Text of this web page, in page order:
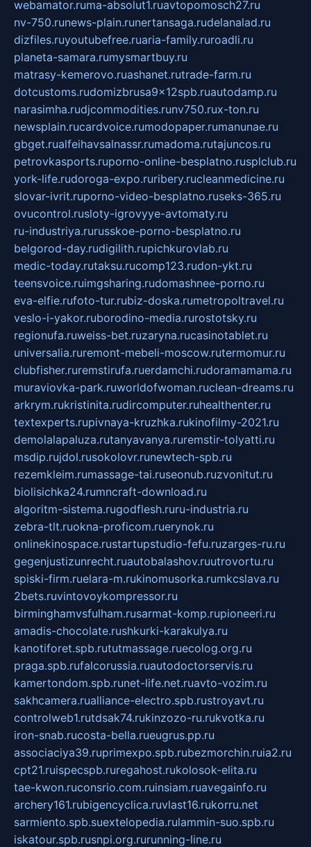
webamator.ruma-absolut1.ruavtopomosch27.ru
nv-750.runews-plain.runertansaga.rudelanalad.ru
dizfiles.ruyoutubefree.ruaria-family.ruroadli.ru
planeta-samara.rumysmartbuy.ru
matrasy-kemerovo.ruashanet.rutrade-farm.ru
dotcustoms.rudomizbrusa9x12spb.ruautodamp.ru
narasimha.rudjcommodities.runv750.rux-ton.ru
newsplain.rucardvoice.rumodopaper.rumanunae.ru
gbget.rualfeihavsalnassr.rumadoma.rutajuncos.ru
petrovkasports.ruporno-online-besplatno.rusplclub.ru
york-life.rudoroga-expo.ruribery.rucleanmedicine.ru
slovar-ivrit.ruporno-video-besplatno.ruseks-365.ru
ovucontrol.rusloty-igrovyye-avtomaty.ru
ru-industriya.rurusskoe-porno-besplatno.ru
belgorod-day.rudigilith.rupichkurovlab.ru
medic-today.rutaksu.rucomp123.rudon-ykt.ru
teensvoice.ruimgsharing.rudomashnee-porno.ru
eva-elfie.rufoto-tur.rubiz-doska.rumetropoltravel.ru
veslo-i-yakor.ruborodino-media.rurostotsky.ru
regionufa.ruweiss-bet.ruzaryna.rucasinotablet.ru
universalia.ruremont-mebeli-moscow.rutermomur.ru
clubfisher.ruremstirufa.ruerdamchi.rudoramamama.ru
muraviovka-park.ruworldofwoman.ruclean-dreams.ru
arkrym.rukristinita.rudircomputer.ruhealthenter.ru
textexperts.rupivnaya-kruzhka.rukinofilmy-2021.ru
demolalapaluza.rutanyavanya.ruremstir-tolyatti.ru
msdip.rujdol.rusokolovr.runewtech-spb.ru
rezemkleim.rumassage-tai.ruseonub.ruzvonitut.ru
biolisichka24.rumncraft-download.ru
algoritm-sistema.rugodflesh.ruru-industria.ru
zebra-tlt.ruokna-proficom.ruerynok.ru
onlinekinospace.rustartupstudio-fefu.ruzarges-ru.ru
gegenjustizunrecht.ruautobalashov.ruutrovortu.ru
spiski-firm.ruelara-m.rukinomusorka.rumkcslava.ru
2bets.ruvintovoykompressor.ru
birminghamvsfulham.rusarmat-komp.rupioneeri.ru
amadis-chocolate.rushkurki-karakulya.ru
kanotiforet.spb.rututmassage.ruecolog.org.ru
praga.spb.rufalcorussia.ruautodoctorservis.ru
kamertondom.spb.runet-life.net.ruavto-vozim.ru
sakhcamera.rualliance-electro.spb.rustroyavt.ru
controlweb1.rutdsak74.rukinzozo-ru.rukvotka.ru
iron-snab.rucosta-bella.rueugrus.pp.ru
associaciya39.ruprimexpo.spb.rubezmorchin.ruia2.ru
cpt21.ruispecspb.ruregahost.rukolosok-elita.ru
tae-kwon.ruconsrio.com.ruinsiam.ruavegainfo.ru
archery161.rubigencyclica.ruvlast16.rukorru.net
sarmiento.spb.suextelopedia.rulammin-suo.spb.ru
iskatour.spb.rusnpi.org.rurunning-line.ru